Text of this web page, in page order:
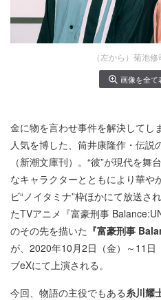
（左から）菊池
画像を全て
金に物を言わせ事件を解決してし
人気を博した、筒井康隆作・伝説
（新潮文庫刊）。“彼”が現代を
なキャラクターとともにより華や
ビ“ノイタミナ”枠ほかにて放送さ
たTVアニメ『富豪刑事
のその先を描いた 『富豪刑事
が、2020年10月2日（金）～11日
ブeXにて上演される。
今回、物語の主役でもある糸川耀